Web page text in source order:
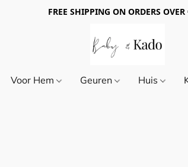
FREE SHIPPING ON ORDERS
Voor Hem Geuren Huis